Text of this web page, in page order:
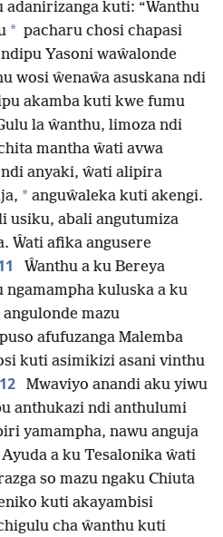
kuti: “Ŵanthu
* pacharu chosi chapasi
ndipu Yasoni waŵalonde
wosi ŵenaŵa asuskana ndi
akamba kuti kwe fumu
la ŵanthu, limoza ndi
mantha ŵati avwa
anyaki, ŵati alipira
* anguŵaleka kuti akengi.
usiku, abali angutumiza
Ŵati afika angusere
Ŵanthu a ku Bereya
ngamampha kuluska a ku
mazu
afufuzanga Malemba
kuti asimikizi asani vinthu
12
Mwaviyo anandi aku yiwu
anthukazi ndi anthulumi
yamampha, nawu anguja
a ku Tesalonika ŵati
so mazu ngaku Chiuta
kuti akayambisi
cha ŵanthu kuti